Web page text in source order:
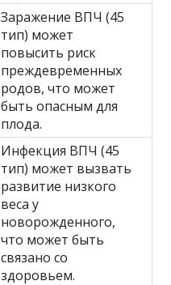
Заражение ВПЧ (45
тип) может
повысить риск
преждевременных
родов, что может
быть опасным для
плода.
Инфекция ВПЧ (45
тип) может вызвать
развитие низкого
веса у
новорожденного,
что может быть
связано со
здоровьем.